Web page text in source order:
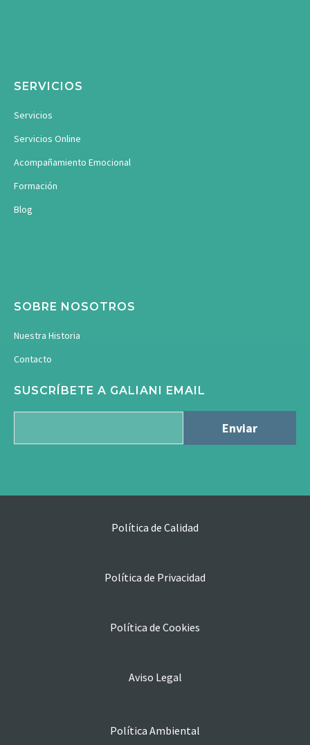
SERVICIOS
Servicios
Servicios Online
Acompañamiento Emocional
Formación
Blog
SOBRE NOSOTROS
Nuestra Historia
Contacto
SUSCRÍBETE A GALIANI EMAIL
Política de Calidad
Política de Privacidad
Política de Cookies
Aviso Legal
Política Ambiental